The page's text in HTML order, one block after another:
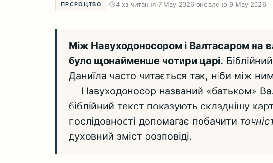
ПРОРОЦТВО · 4 хв читання·7 May 2026·оновлено 9 May 2026
Між Навуходоносором і Валтасаром на
було щонайменше чотири царі.
Даниїла часто читається так, ніби між
— Навуходоносор названий «батьком»
біблійний текст показують складнішу
послідовності допомагає побачити
духовний зміст розповіді.